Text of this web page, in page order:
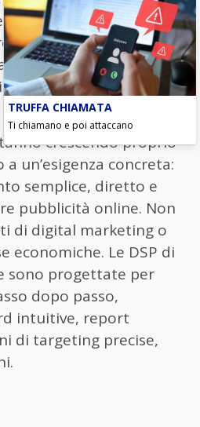
targeting e risultati, il
da Google o Meta. Ciò
grande o
visibile al proprio target
crescendo proprio
un’esigenza concreta:
semplice, diretto e
pubblicità online. Non
di digital marketing o
economiche. Le DSP di
sono progettate per
dopo passo,
intuitive, report
di targeting precise,
TRUFFA CHIAMATA
Ti chiamano e poi attaccano